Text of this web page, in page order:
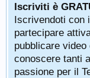
Iscriviti è
Iscrivendoti con
partecipare
pubblicare
conoscere tanti
passione per il